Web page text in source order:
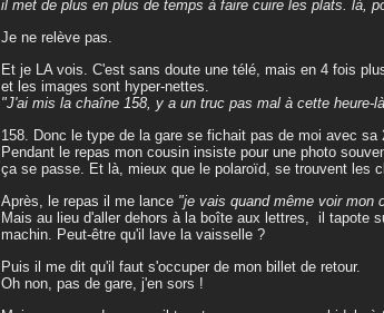
il met de plus en plus de temps à faire cuire les plats. là,
Je ne relève pas.
Et je LA vois. C'est sans doute une télé, mais en 4 fois
et les images sont hyper-nettes.
"J'ai mis la chaîne 158, y a un truc pas mal à cette heure-
158. Donc le type de la gare se fichait pas de moi avec sa
Pendant le repas mon cousin insiste pour une photo
ça se passe. Et là, mieux que le polaroïd, se trouvent les
Après, le repas il me lance "je vais quand même voir mon
Mais au lieu d'aller dehors à la boîte aux lettres, il tapote
machin. Peut-être qu'il lave la vaisselle ?
Puis il me dit qu'il faut s'occuper de mon billet de retour.
Oh non, pas de gare, j'en sors !